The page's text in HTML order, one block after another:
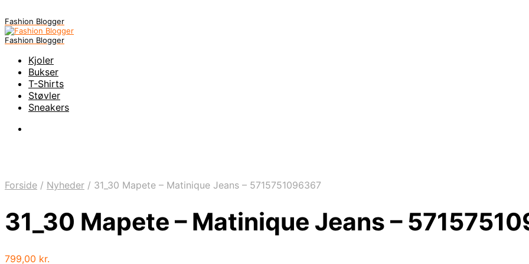
Fashion Blogger
Fashion Blogger
Kjoler
Bukser
T-Shirts
Støvler
Sneakers
Forside / Nyheder / 31_30 Mapete – Matinique Jeans – 5715751096367
31_30 Mapete – Matinique Jeans –
799,00 kr.